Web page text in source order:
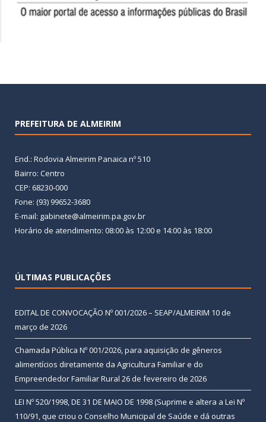
PREFEITURA DE ALMEIRIM
End.: Rodovia Almeirim Panaica nº 510
Bairro: Centro
CEP: 68230-000
Fone: (93) 99652-3680
E-mail: gabinete@almeirim.pa.gov.br
Horário de atendimento: 08:00 às 12:00 e 14:00 às 18:00
ÚLTIMAS PUBLICAÇÕES
EDITAL DE CONVOCAÇÃO Nº 001/2026 – SEAP/ALMEIRIM 10 de
março de 2026
Chamada Pública Nº 001/2026, para aquisição de gêneros
alimentícios diretamente da Agricultura Familiar e do
Empreendedor Familiar Rural 26 de fevereiro de 2026
LEI Nº 520/1998, DE 31 DE MAIO DE 1998 (Suprime e altera a Lei Nº
110/91, que criou o Conselho Municipal de Saúde e dá outras